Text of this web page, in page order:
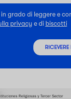
grado di leggere e
privacy e di biscotti